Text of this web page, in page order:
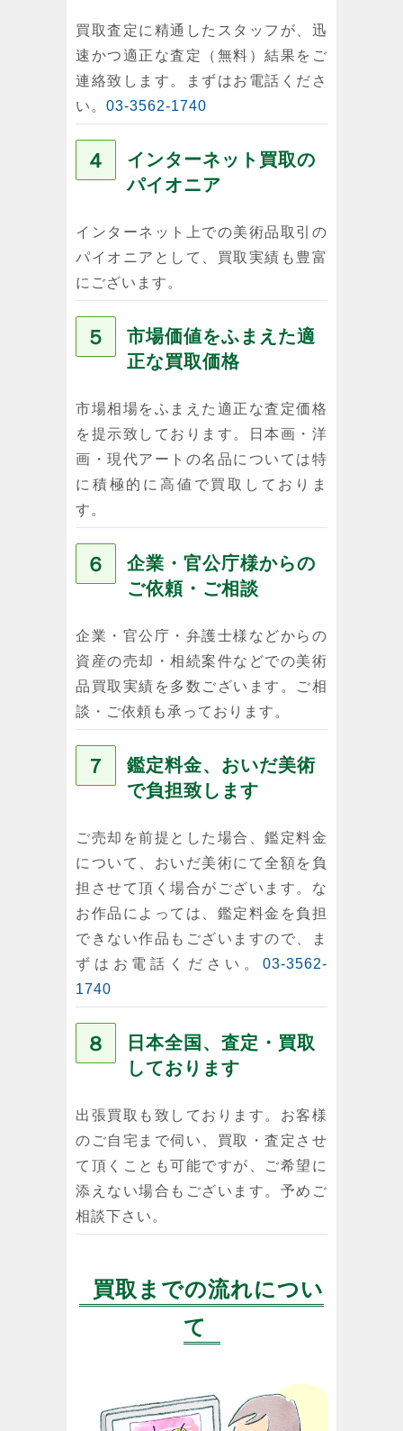
買取査定に精通したスタッフが、迅
速かつ適正な査定（無料）結果をご
連絡致します。まずはお電話くださ
い。 03-3562-1740
４
インターネット買取の
パイオニア
インターネット上での美術品取引の
パイオニアとして、買取実績も豊富
にございます。
５
市場価値をふまえた適
正な買取価格
市場相場をふまえた適正な査定価格
を提示致しております。日本画・洋
画・現代アートの名品については特
に積極的に高値で買取しておりま
す。
６
企業・官公庁様からの
ご依頼・ご相談
企業・官公庁・弁護士様などからの
資産の売却・相続案件などでの美術
品買取実績を多数ございます。ご相
談・ご依頼も承っております。
７
鑑定料金、おいだ美術
で負担致します
ご売却を前提とした場合、鑑定料金
について、おいだ美術にて全額を負
担させて頂く場合がございます。な
お作品によっては、鑑定料金を負担
できない作品もございますので、ま
ずはお電話ください。 03-3562-
1740
８
日本全国、査定・買取
しております
出張買取も致しております。お客様
のご自宅まで伺い、買取・査定させ
て頂くことも可能ですが、ご希望に
添えない場合もございます。予めご
相談下さい。
買取までの流れについ
て